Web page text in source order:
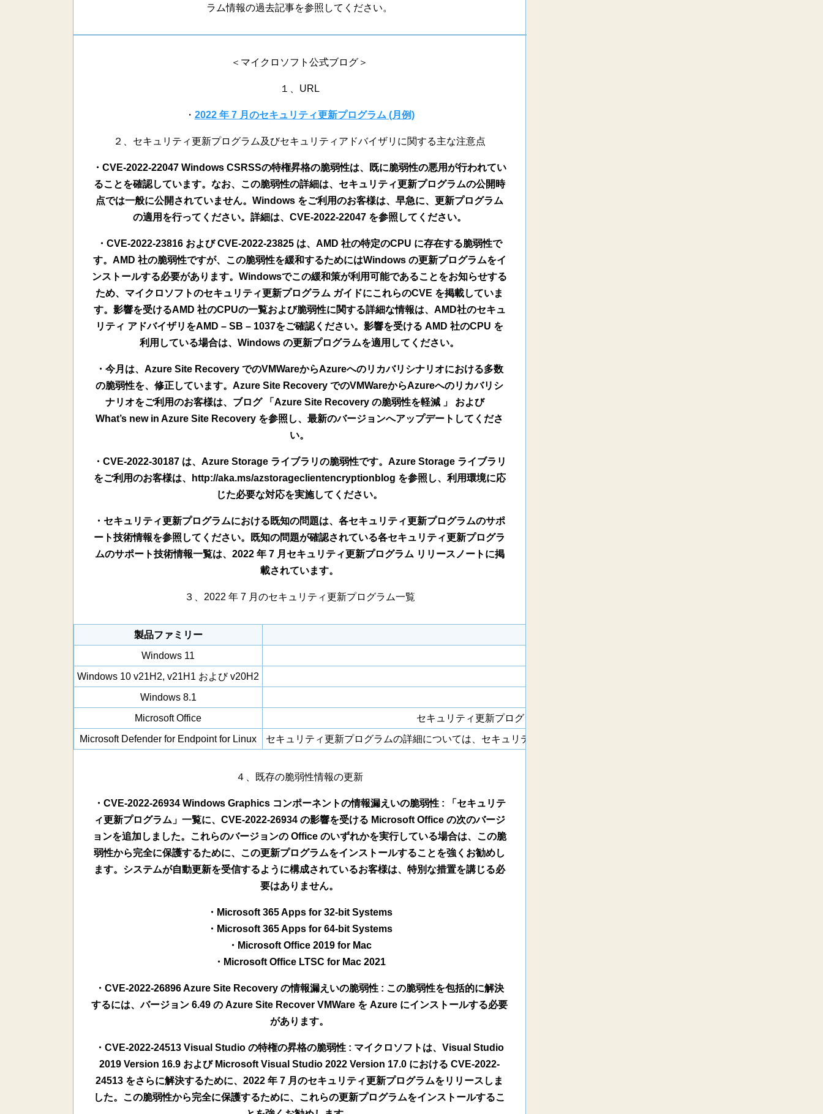
ラム情報の過去記事を参照してください。
＜マイクロソフト公式ブログ＞
１、URL
・ 2022 年 7 月のセキュリティ更新プログラム (月例)
２、セキュリティ更新プログラム及びセキュリティアドバイザリに関する主な注意点
・CVE-2022-22047 Windows CSRSSの特権昇格の脆弱性は、既に脆弱性の悪用が行われてい
ることを確認しています。なお、この脆弱性の詳細は、セキュリティ更新プログラムの公開時
点では一般に公開されていません。Windows をご利用のお客様は、早急に、更新プログラム
の適用を行ってください。詳細は、CVE-2022-22047 を参照してください。
・CVE-2022-23816 および CVE-2022-23825 は、AMD 社の特定のCPU に存在する脆弱性で
す。AMD 社の脆弱性ですが、この脆弱性を緩和するためにはWindows の更新プログラムをイ
ンストールする必要があります。Windowsでこの緩和策が利用可能であることをお知らせする
ため、マイクロソフトのセキュリティ更新プログラム ガイドにこれらのCVE を掲載していま
す。影響を受けるAMD 社のCPUの一覧および脆弱性に関する詳細な情報は、AMD社のセキュ
リティ アドバイザリをAMD – SB – 1037をご確認ください。影響を受ける AMD 社のCPU を
利用している場合は、Windows の更新プログラムを適用してください。
・今月は、Azure Site Recovery でのVMWareからAzureへのリカバリシナリオにおける多数
の脆弱性を、修正しています。Azure Site Recovery でのVMWareからAzureへのリカバリシ
ナリオをご利用のお客様は、ブログ 「Azure Site Recovery の脆弱性を軽減 」 および
What’s new in Azure Site Recovery を参照し、最新のバージョンへアップデートしてくださ
い。
・CVE-2022-30187 は、Azure Storage ライブラリの脆弱性です。Azure Storage ライブラリ
をご利用のお客様は、http://aka.ms/azstorageclientencryptionblog を参照し、利用環境に応
じた必要な対応を実施してください。
・セキュリティ更新プログラムにおける既知の問題は、各セキュリティ更新プログラムのサポ
ート技術情報を参照してください。既知の問題が確認されている各セキュリティ更新プログラ
ムのサポート技術情報一覧は、2022 年 7 月セキュリティ更新プログラム リリースノートに掲
載されています。
３、2022 年 7 月のセキュリティ更新プログラム一覧
製品ファミリー
Windows 11
Windows 10 v21H2, v21H1 および v20H2
Windows 8.1
Microsoft Office
セキュリティ更新プログラムの詳細については、セキュリティ更新プログラム ガイド およ
Microsoft Defender for Endpoint for Linux
セキュリティ更新プログラムの詳細については、セキュリティ更新プログラム ガイド および https://docs.microsoft.com/ja-
４、既存の脆弱性情報の更新
・CVE-2022-26934 Windows Graphics コンポーネントの情報漏えいの脆弱性 : 「セキュリテ
ィ更新プログラム」一覧に、CVE-2022-26934 の影響を受ける Microsoft Office の次のバージ
ョンを追加しました。これらのバージョンの Office のいずれかを実行している場合は、この脆
弱性から完全に保護するために、この更新プログラムをインストールすることを強くお勧めし
ます。システムが自動更新を受信するように構成されているお客様は、特別な措置を講じる必
要はありません。
・Microsoft 365 Apps for 32-bit Systems
・Microsoft 365 Apps for 64-bit Systems
・Microsoft Office 2019 for Mac
・Microsoft Office LTSC for Mac 2021
・CVE-2022-26896 Azure Site Recovery の情報漏えいの脆弱性 : この脆弱性を包括的に解決
するには、バージョン 6.49 の Azure Site Recover VMWare を Azure にインストールする必要
があります。
・CVE-2022-24513 Visual Studio の特権の昇格の脆弱性 : マイクロソフトは、Visual Studio
2019 Version 16.9 および Microsoft Visual Studio 2022 Version 17.0 における CVE-2022-
24513 をさらに解決するために、2022 年 7 月のセキュリティ更新プログラムをリリースしま
した。この脆弱性から完全に保護するために、これらの更新プログラムをインストールするこ